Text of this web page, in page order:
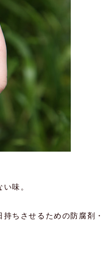
味。
ちさせるための防腐剤・